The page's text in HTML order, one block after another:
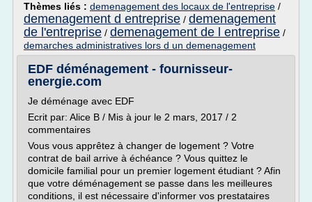
Thèmes liés : demenagement des locaux de l'entreprise /
demenagement d entreprise / demenagement
de l'entreprise / demenagement de l entreprise /
demarches administratives lors d un demenagement
EDF déménagement - fournisseur-
energie.com
Je déménage avec EDF
Ecrit par: Alice B / Mis à jour le 2 mars, 2017 / 2
commentaires
Vous vous apprêtez à changer de logement ? Votre
contrat de bail arrive à échéance ? Vous quittez le
domicile familial pour un premier logement étudiant ? Afin
que votre déménagement se passe dans les meilleures
conditions, il est nécessaire d'informer vos prestataires